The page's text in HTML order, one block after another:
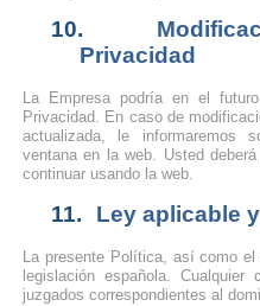
10.
Privacidad
La Empresa podría en el
Privacidad. En caso de
actualizada, le informaremos
ventana en la web. Usted
continuar usando la web.
11. Ley aplicable
La presente Política, así como
legislación española.
juzgados correspondientes al